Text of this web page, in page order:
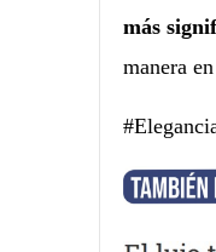
más
manera